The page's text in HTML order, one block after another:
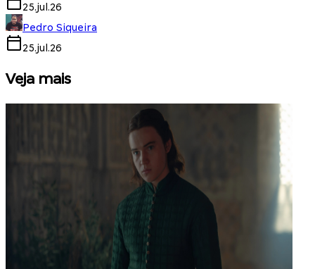
25.jul.26
Pedro Siqueira
25.jul.26
Veja mais